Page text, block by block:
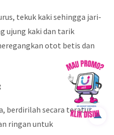
tekuk kaki sehingga jari-
ujung kaki dan tarik
otot betis dan
berdirilah secara teratur,
ringan untuk